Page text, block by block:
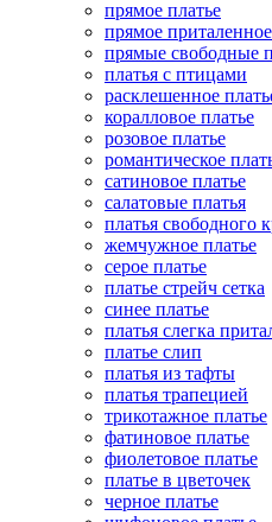
прямое платье
прямое
прямые свободные
платья с птицами
расклешенное
коралловое платье
розовое платье
романтическое
сатиновое платье
салатовые платья
платья свободного
жемчужное платье
серое платье
платье стрейч сетка
синее платье
платья слегка
платье слип
платья из тафты
платья трапецией
трикотажное платье
фатиновое платье
фиолетовое платье
платье в цветочек
черное платье